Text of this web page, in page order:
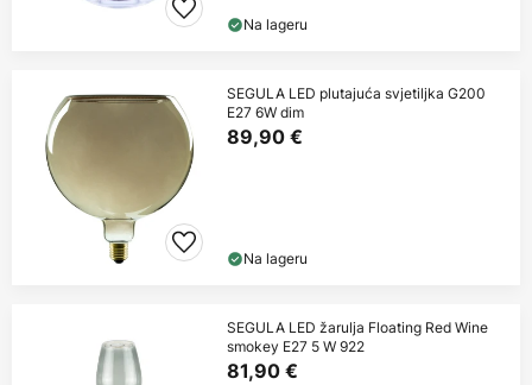
Na lageru
SEGULA LED plutajuća svjetiljka G200
E27 6W dim
89,90 €
Na lageru
SEGULA LED žarulja Floating Red Wine
smokey E27 5 W 922
81,90 €